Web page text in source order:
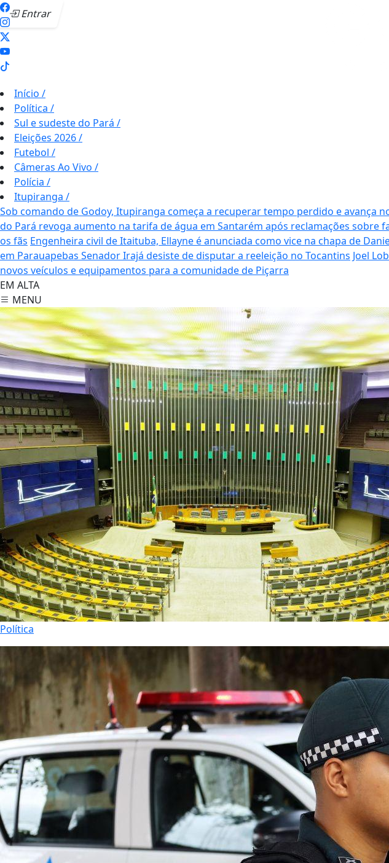
Entrar
Início /
Política /
Sul e sudeste do Pará /
Eleições 2026/
Futebol /
Câmeras Ao Vivo /
Polícia /
Itupiranga /
Sob comando de Godoy, Itupiranga começa a recuperar tempo perdido e avança
do Pará revoga aumento na tarifa de água em Santarém após reclamações sobre
os fãs Engenheira civil de Itaituba, Ellayne é anunciada como vice na chapa de
em Parauapebas Senador Irajá desiste de disputar a reeleição no Tocantins Joel
novos veículos e equipamentos para a comunidade de Piçarra
EM ALTA
MENU
Política